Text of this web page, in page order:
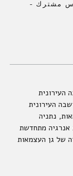
مشترك –
העירונית
העירונית
נתניה
אנרגיה מתחדשת
של גן העצמאות